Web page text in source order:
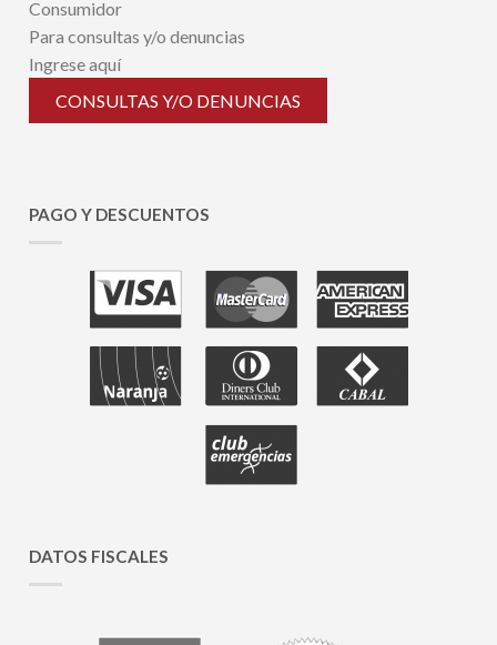
Consumidor
Para consultas y/o denuncias
Ingrese aquí
CONSULTAS Y/O DENUNCIAS
PAGO Y DESCUENTOS
DATOS FISCALES